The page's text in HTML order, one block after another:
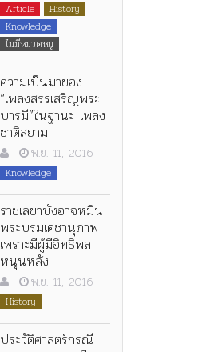
Article
History
Knowledge
ไม่มีหมวดหมู่
ความเป็นมาของ
“เพลงสรรเสริญพระ
บารมี”ในฐานะ เพลง
ชาติสยาม
พ.ย. 11, 2016
Knowledge
ราชเลขาบังอาจหมิ่น
พระบรมเดชานุภาพ
เพราะมีผู้มีอิทธิพล
หนุนหลัง
พ.ย. 11, 2016
History
ประวัติศาสตร์กรณี